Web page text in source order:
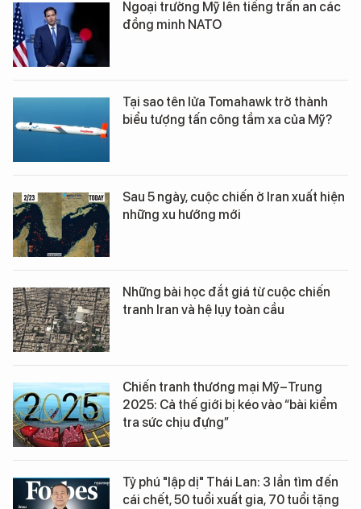
Ngoại trưởng Mỹ lên tiếng trấn an các
đồng minh NATO
Tại sao tên lửa Tomahawk trở thành
biểu tượng tấn công tầm xa của Mỹ?
Sau 5 ngày, cuộc chiến ở Iran xuất hiện
những xu hướng mới
Những bài học đắt giá từ cuộc chiến
tranh Iran và hệ lụy toàn cầu
Chiến tranh thương mại Mỹ–Trung
2025: Cả thế giới bị kéo vào “bài kiểm
tra sức chịu đựng”
Tỷ phú "lập dị" Thái Lan: 3 lần tìm đến
cái chết, 50 tuổi xuất gia, 70 tuổi tặng